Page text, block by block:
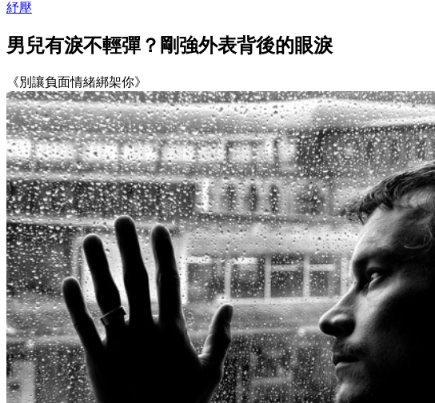
紓壓
男兒有淚不輕彈？剛強外表背後的眼淚
《別讓負面情緒綁架你》